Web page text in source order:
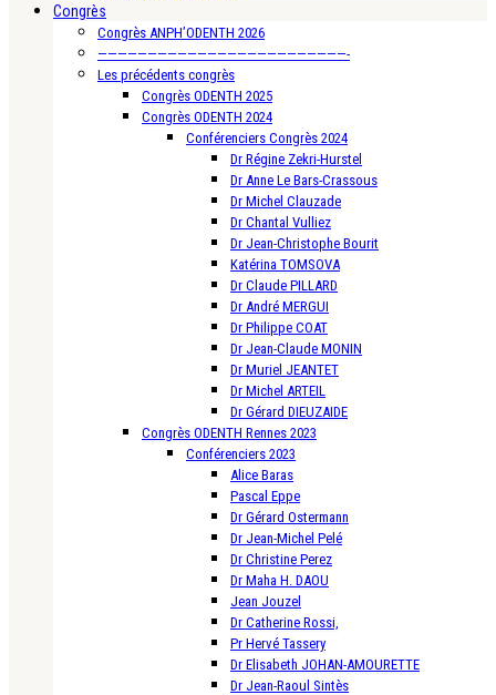
Congrès
Congrès ANPH’ODENTH 2026
—————————————————————————-
Les précédents congrès
Congrès ODENTH 2025
Congrès ODENTH 2024
Conférenciers Congrès 2024
Dr Régine Zekri-Hurstel
Dr Anne Le Bars-Crassous
Dr Michel Clauzade
Dr Chantal Vulliez
Dr Jean-Christophe Bourit
Katérina TOMSOVA
Dr Claude PILLARD
Dr André MERGUI
Dr Philippe COAT
Dr Jean-Claude MONIN
Dr Muriel JEANTET
Dr Michel ARTEIL
Dr Gérard DIEUZAIDE
Congrès ODENTH Rennes 2023
Conférenciers 2023
Alice Baras
Pascal Eppe
Dr Gérard Ostermann
Dr Jean-Michel Pelé
Dr Christine Perez
Dr Maha H. DAOU
Jean Jouzel
Dr Catherine Rossi,
Pr Hervé Tassery
Dr Elisabeth JOHAN-AMOURETTE
Dr Jean-Raoul Sintès